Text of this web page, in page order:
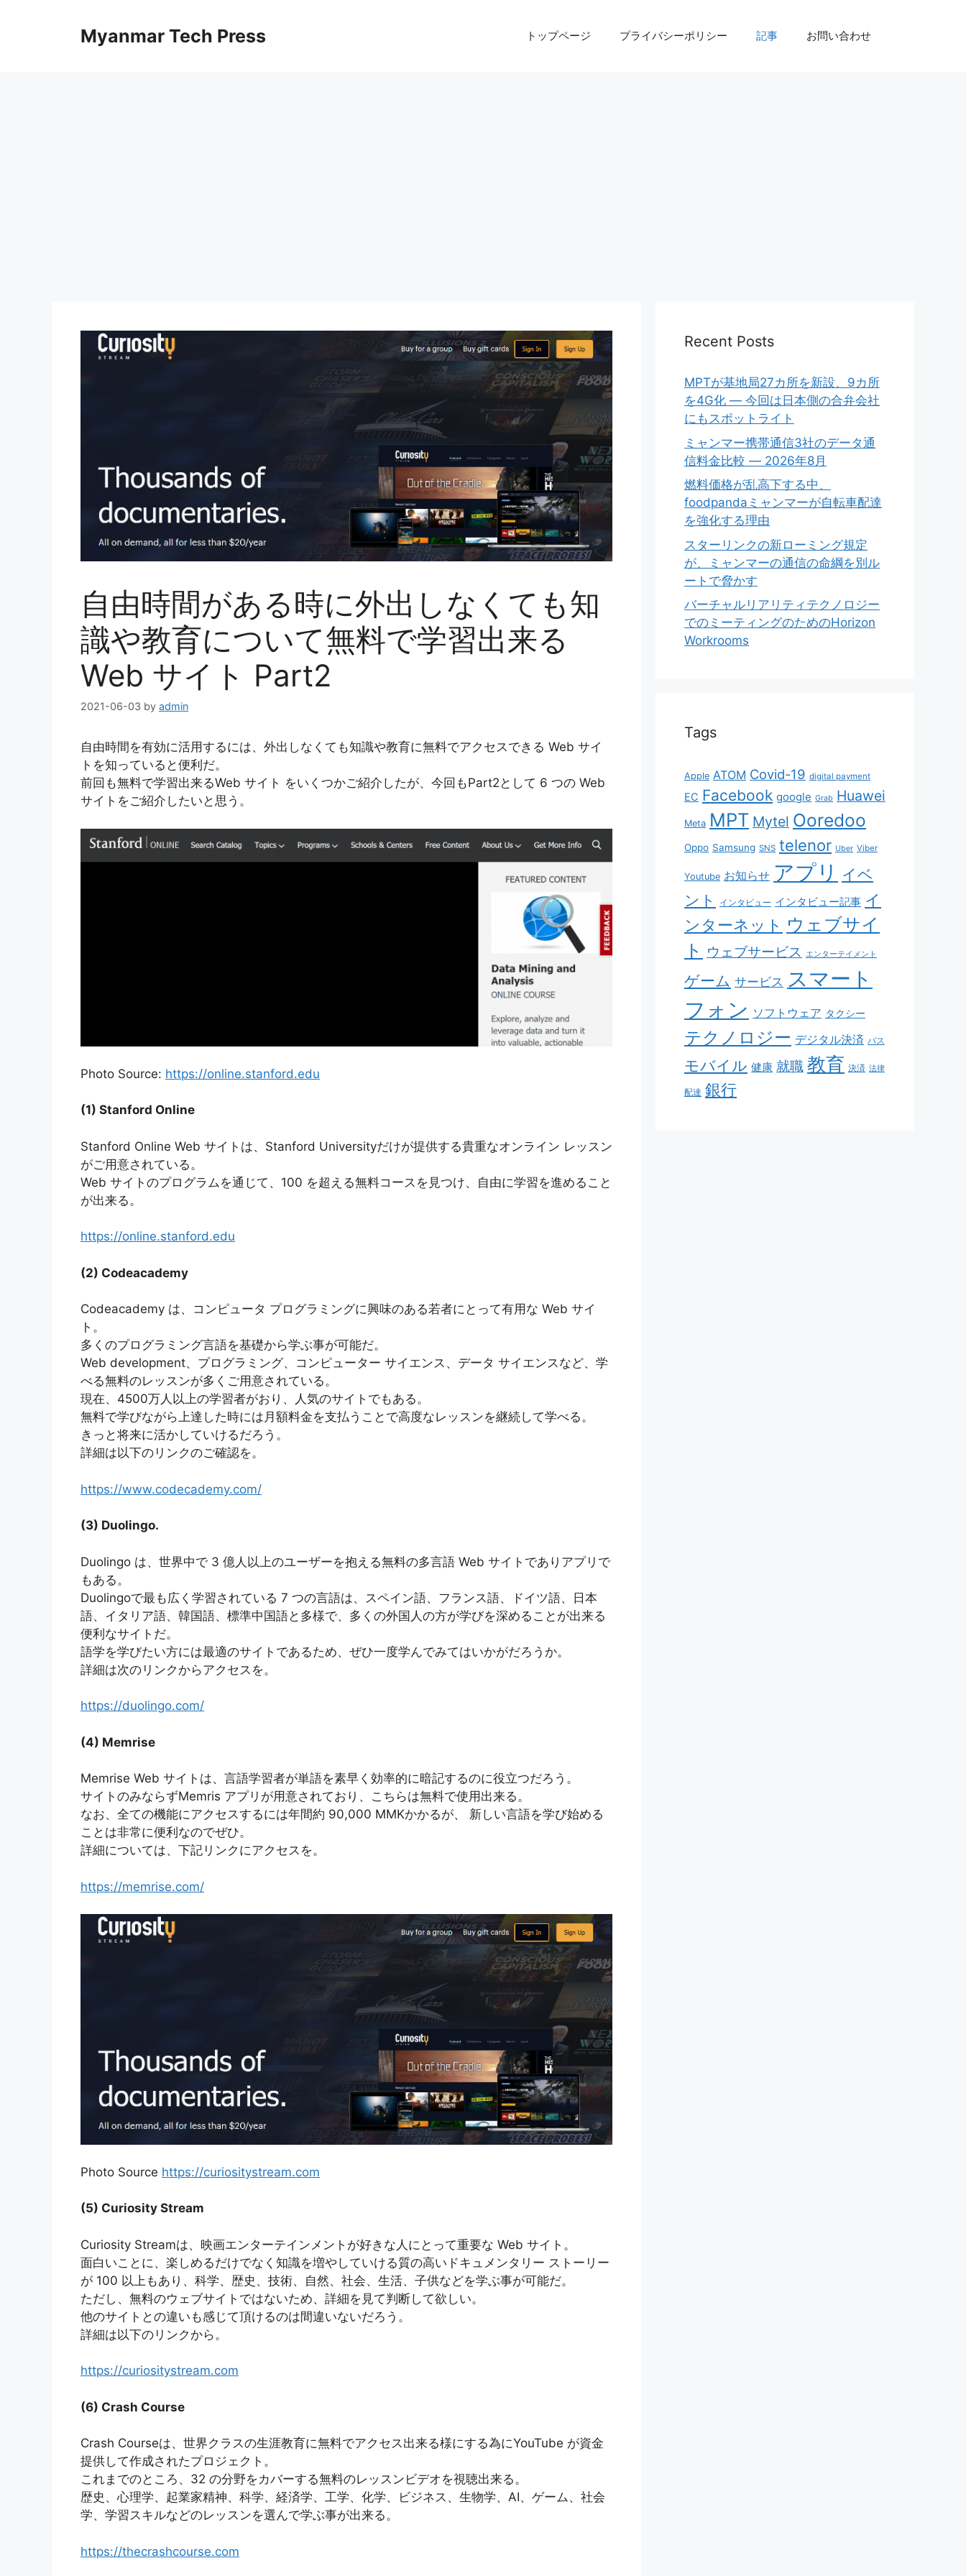
Myanmar Tech Press トップページ プライバシーポリシー 記事 お問い合わせ
自由時間がある時に外出しなくても知
識や教育について無料で学習出来る
Web サイト Part2
2021-06-03 by admin
自由時間を有効に活用するには、外出しなくても知識や教育に無料でアクセスできる Web サイ
トを知っていると便利だ。
前回も無料で学習出来るWeb サイト をいくつかご紹介したが、今回もPart2として 6 つの Web
サイトをご紹介したいと思う。
Photo Source: https://online.stanford.edu
(1) Stanford Online
Stanford Online Web サイトは、Stanford Universityだけが提供する貴重なオンライン レッスン
がご用意されている。
Web サイトのプログラムを通じて、100 を超える無料コースを見つけ、自由に学習を進めること
が出来る。
https://online.stanford.edu
(2) Codeacademy
Codeacademy は、コンピュータ プログラミングに興味のある若者にとって有用な Web サイ
ト。
多くのプログラミング言語を基礎から学ぶ事が可能だ。
Web development、プログラミング、コンピューター サイエンス、データ サイエンスなど、学
べる無料のレッスンが多くご用意されている。
現在、4500万人以上の学習者がおり、人気のサイトでもある。
無料で学びながら上達した時には月額料金を支払うことで高度なレッスンを継続して学べる。
きっと将来に活かしていけるだろう。
詳細は以下のリンクのご確認を。
https://www.codecademy.com/
(3) Duolingo.
Duolingo は、世界中で 3 億人以上のユーザーを抱える無料の多言語 Web サイトでありアプリで
もある。
Duolingoで最も広く学習されている 7 つの言語は、スペイン語、フランス語、ドイツ語、日本
語、イタリア語、韓国語、標準中国語と多様で、多くの外国人の方が学びを深めることが出来る
便利なサイトだ。
語学を学びたい方には最適のサイトであるため、ぜひ一度学んでみてはいかがだろうか。
詳細は次のリンクからアクセスを。
https://duolingo.com/
(4) Memrise
Memrise Web サイトは、言語学習者が単語を素早く効率的に暗記するのに役立つだろう。
サイトのみならずMemris アプリが用意されており、こちらは無料で使用出来る。
なお、全ての機能にアクセスするには年間約 90,000 MMKかかるが、 新しい言語を学び始める
ことは非常に便利なのでぜひ。
詳細については、下記リンクにアクセスを。
https://memrise.com/
Photo Source https://curiositystream.com
(5) Curiosity Stream
Curiosity Streamは、映画エンターテインメントが好きな人にとって重要な Web サイト。
面白いことに、楽しめるだけでなく知識を増やしていける質の高いドキュメンタリー ストーリー
が 100 以上もあり、科学、歴史、技術、自然、社会、生活、子供などを学ぶ事が可能だ。
ただし、無料のウェブサイトではないため、詳細を見て判断して欲しい。
他のサイトとの違いも感じて頂けるのは間違いないだろう。
詳細は以下のリンクから。
https://curiositystream.com
(6) Crash Course
Crash Courseは、世界クラスの生涯教育に無料でアクセス出来る様にする為にYouTube が資金
提供して作成されたプロジェクト。
これまでのところ、32 の分野をカバーする無料のレッスンビデオを視聴出来る。
歴史、心理学、起業家精神、科学、経済学、工学、化学、ビジネス、生物学、AI、ゲーム、社会
学、学習スキルなどのレッスンを選んで学ぶ事が出来る。
https://thecrashcourse.com
Recent Posts
MPTが基地局27カ所を新設、9カ所
を4G化 ― 今回は日本側の合弁会社
にもスポットライト
ミャンマー携帯通信3社のデータ通
信料金比較 ― 2026年8月
燃料価格が乱高下する中、
foodpandaミャンマーが自転車配達
を強化する理由
スターリンクの新ローミング規定
が、ミャンマーの通信の命綱を別ル
ートで脅かす
バーチャルリアリティテクノロジー
でのミーティングのためのHorizon
Workrooms
Tags
Apple ATOM Covid-19 digital payment
EC Facebook google Grab Huawei
Meta MPT Mytel Ooredoo
Oppo Samsung SNS telenor Uber Viber
Youtube お知らせ アプリ イベ
ント
インタビュー インタビュー記事 イ
ンターネット ウェブサイ
ト ウェブサービス エンターテイメント
ゲーム サービス スマート
フォン ソフトウェア タクシー
テクノロジー デジタル決済 バス
モバイル 健康 就職 教育 決済 法律
配達 銀行